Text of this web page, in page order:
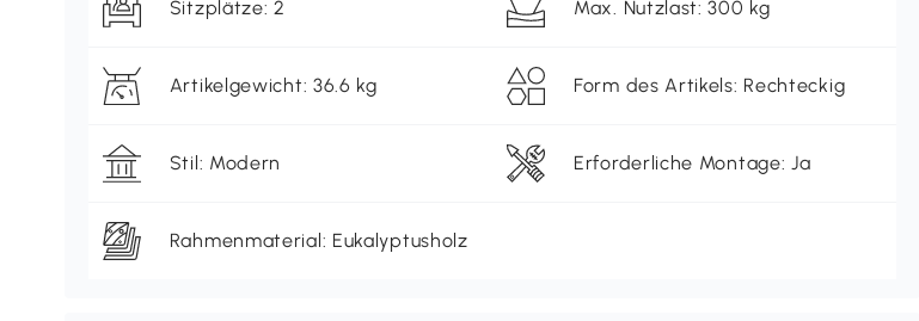
Sitzplätze: 2 Max. Nutzlast: 300 kg
Artikelgewicht: 36.6 kg Form des Artikels: Rechteckig
Stil: Modern Erforderliche Montage: Ja
Rahmenmaterial: Eukalyptusholz